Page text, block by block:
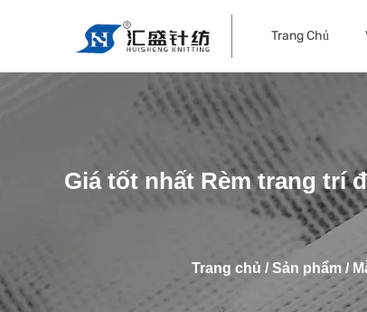
Trang Chủ
Giá tốt nhất Rèm trang trí
Trang chủ /Sản phẩm /